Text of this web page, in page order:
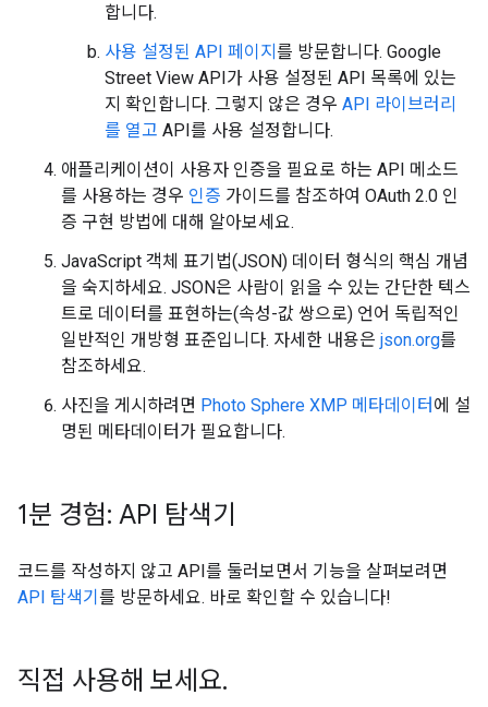
합니다.
사용 설정된 API 페이지 를 방문합니다. Google
Street View API가 사용 설정된 API 목록에 있는
지 확인합니다. 그렇지 않은 경우 API 라이브러리
를 열고 API를 사용 설정합니다.
애플리케이션이 사용자 인증을 필요로 하는 API 메소드
를 사용하는 경우 인증 가이드를 참조하여 OAuth 2.0 인
증 구현 방법에 대해 알아보세요.
JavaScript 객체 표기법(JSON) 데이터 형식의 핵심 개념
을 숙지하세요. JSON은 사람이 읽을 수 있는 간단한 텍스
트로 데이터를 표현하는(속성-값 쌍으로) 언어 독립적인
일반적인 개방형 표준입니다. 자세한 내용은 json.org를
참조하세요.
사진을 게시하려면 Photo Sphere XMP 메타데이터 에 설
명된 메타데이터가 필요합니다.
1분 경험: API 탐색기
코드를 작성하지 않고 API를 둘러보면서 기능을 살펴보려면
API 탐색기 를 방문하세요. 바로 확인할 수 있습니다!
직접 사용해 보세요.